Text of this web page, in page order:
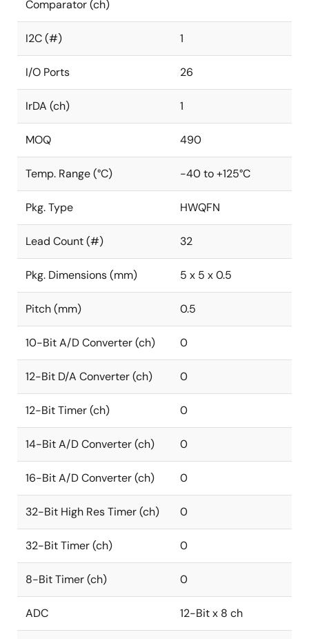
Comparator (ch)
I2C (#) 1
I/O Ports 26
IrDA (ch) 1
MOQ 490
Temp. Range (°C) -40 to +125°C
Pkg. Type HWQFN
Lead Count (#) 32
Pkg. Dimensions (mm) 5 x 5 x 0.5
Pitch (mm) 0.5
10-Bit A/D Converter (ch) 0
12-Bit D/A Converter (ch) 0
12-Bit Timer (ch) 0
14-Bit A/D Converter (ch) 0
16-Bit A/D Converter (ch) 0
32-Bit High Res Timer (ch) 0
32-Bit Timer (ch) 0
8-Bit Timer (ch) 0
ADC 12-Bit x 8 ch